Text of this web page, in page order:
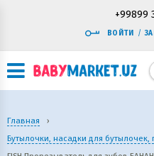
+99899
ВОЙТИ /
Главная
›
Бутылочки, насадки для